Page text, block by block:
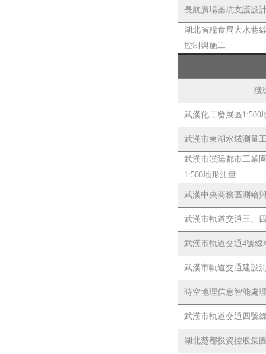
長航廣場基坑支護設
湖北省糧食局大水巷
控制與施工
獲
武漢化工發展區1:500
武漢市東湖水域測量
武漢市漢陽都市工業
1:500地形測量
武漢中央商務區測繪
武漢市軌道交通三、
武漢市軌道交通4號線
武漢市軌道交通建設
時空地理信息智能處
武漢市軌道交通四號
湖北楚都投資控股集